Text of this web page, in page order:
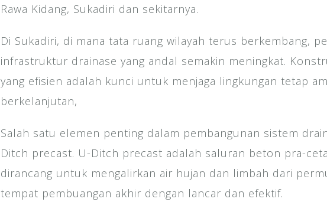
Rawa Kidang, Sukadiri dan sekitarnya.
Di Sukadiri, di mana tata ruang wilayah terus berkembang,
infrastruktur drainase yang andal semakin meningkat.
yang efisien adalah kunci untuk menjaga lingkungan tetap
berkelanjutan,
Salah satu elemen penting dalam pembangunan sistem
Ditch precast. U-Ditch precast adalah saluran beton pra-
dirancang untuk mengalirkan air hujan dan limbah dari
tempat pembuangan akhir dengan lancar dan efektif.